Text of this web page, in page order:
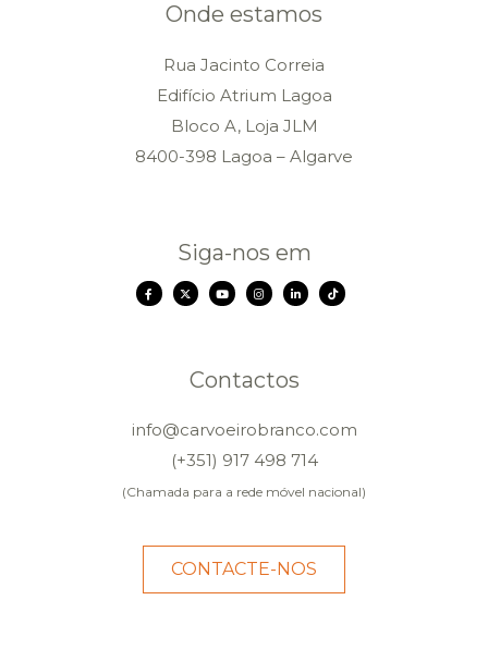
Onde estamos
Rua Jacinto Correia
Edifício Atrium Lagoa
Bloco A, Loja JLM
8400-398 Lagoa – Algarve
Siga-nos em
Contactos
info@carvoeirobranco.com
(+351) 917 498 714
(Chamada para a rede móvel nacional)
CONTACTE-NOS